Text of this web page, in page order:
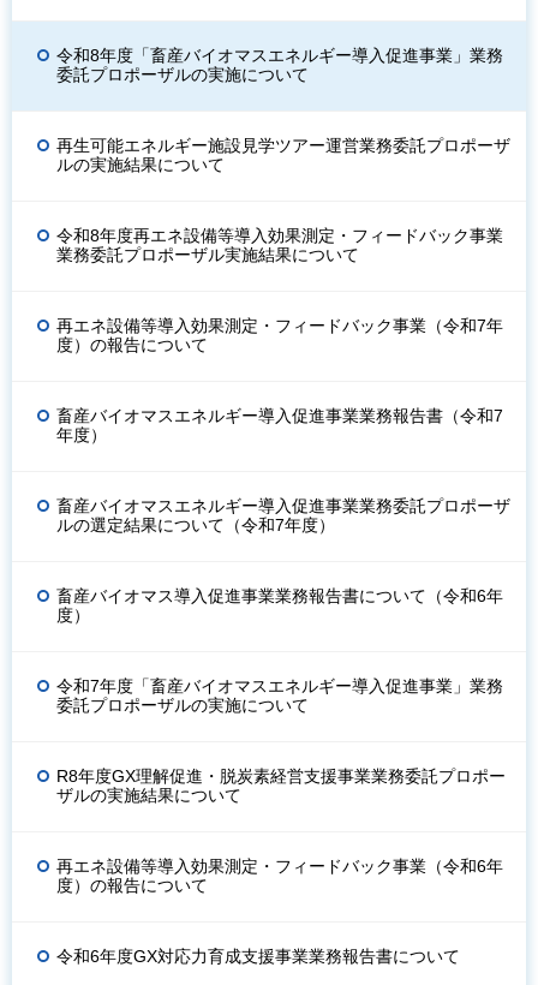
令和8年度「畜産バイオマスエネルギー導入促進事業」業務
委託プロポーザルの実施について
再生可能エネルギー施設見学ツアー運営業務委託プロポーザ
ルの実施結果について
令和8年度再エネ設備等導入効果測定・フィードバック事業
業務委託プロポーザル実施結果について
再エネ設備等導入効果測定・フィードバック事業（令和7年
度）の報告について
畜産バイオマスエネルギー導入促進事業業務報告書（令和7
年度）
畜産バイオマスエネルギー導入促進事業業務委託プロポーザ
ルの選定結果について（令和7年度）
畜産バイオマス導入促進事業業務報告書について（令和6年
度）
令和7年度「畜産バイオマスエネルギー導入促進事業」業務
委託プロポーザルの実施について
R8年度GX理解促進・脱炭素経営支援事業業務委託プロポー
ザルの実施結果について
再エネ設備等導入効果測定・フィードバック事業（令和6年
度）の報告について
令和6年度GX対応力育成支援事業業務報告書について